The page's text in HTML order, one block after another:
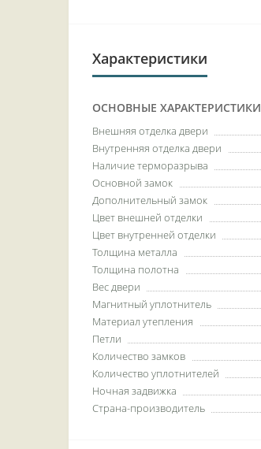
Характеристики
ОСНОВНЫЕ ХАРАКТЕРИСТИКИ
Внешняя отделка двери
Внутренняя отделка двери
Наличие терморазрыва
Основной замок
Дополнительный замок
Цвет внешней отделки
Цвет внутренней отделки
Толщина металла
Толщина полотна
Вес двери
Магнитный уплотнитель
Материал утепления
Петли
Количество замков
Количество уплотнителей
Ночная задвижка
Страна-производитель